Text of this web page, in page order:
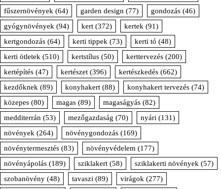
fűszernövények (64) garden design (77) gondozás (46)
gyógynövények (94) kert (372) kertek (91)
kertgondozás (64) kerti tippek (73) kerti tó (48)
kerti ötletek (510) kertstílus (50) kerttervezés (200)
kertépítés (47) kertészet (396) kertészkedés (662)
kezdőknek (89) konyhakert (88) konyhakert tervezés (74)
közepes (80) magas (89) magaságyás (82)
medditerrán (53) mezőgazdaság (70) nyári (131)
növények (264) növénygondozás (169)
növénytermesztés (83) növényvédelem (177)
növényápolás (189) sziklakert (58) sziklakerti növények (57)
szobanövény (48) tavaszi (89) virágok (277)